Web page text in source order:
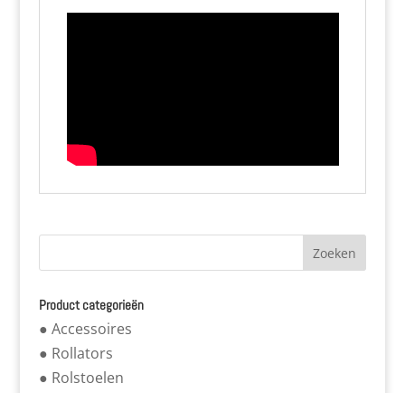
Product categorieën
● Accessoires
● Rollators
● Rolstoelen